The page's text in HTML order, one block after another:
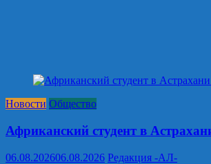
Новости Общество
Африканский студент в
06.08.202606.08.2026 Редакция -АЛ-